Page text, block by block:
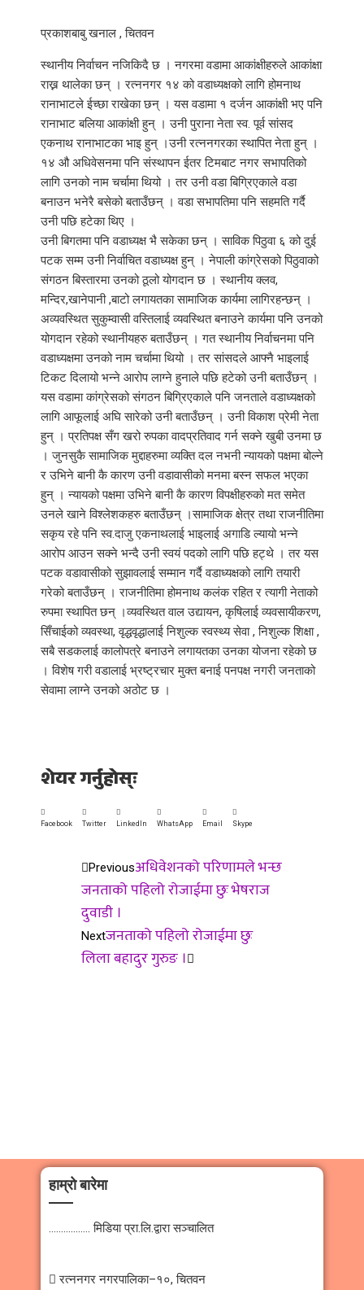
प्रकाशबाबु खनाल , चितवन
स्थानीय निर्वाचन नजिकिदै छ । नगरमा वडामा आकांक्षीहरुले आकांक्षा
राख्न थालेका छन् । रत्ननगर १४ को वडाध्यक्षको लागि होमनाथ
रानाभाटले ईच्छा राखेका छन् । यस वडामा १ दर्जन आकांक्षी भए पनि
रानाभाट बलिया आकांक्षी हुन् । उनी पुराना नेता स्व. पूर्व सांसद
एकनाथ रानाभाटका भाइ हुन् ।उनी रत्ननगरका स्थापित नेता हुन् ।
१४ औ अधिवेसनमा पनि संस्थापन ईतर टिमबाट नगर सभापतिको
लागि उनको नाम चर्चामा थियो । तर उनी वडा बिग्रिएकाले वडा
बनाउन भनेरै बसेको बताउँछन् । वडा सभापतिमा पनि सहमति गर्दै
उनी पछि हटेका थिए ।
उनी बिगतमा पनि वडाध्यक्ष भै सकेका छन् । साविक पिठुवा ६ को दुई
पटक सम्म उनी निर्वाचित वडाध्यक्ष हुन् । नेपाली कांग्रेसको पिठुवाको
संगठन बिस्तारमा उनको ठूलो योगदान छ । स्थानीय क्लव,
मन्दिर,खानेपानी ,बाटो लगायतका सामाजिक कार्यमा लागिरहन्छन् ।
अव्यवस्थित सुकुम्वासी वस्तिलाई व्यवस्थित बनाउने कार्यमा पनि उनको
योगदान रहेको स्थानीयहरु बताउँछन् । गत स्थानीय निर्वाचनमा पनि
वडाध्यक्षमा उनको नाम चर्चामा थियो । तर सांसदले आफ्नै भाइलाई
टिकट दिलायो भन्ने आरोप लाग्ने हुनाले पछि हटेको उनी बताउँछन् ।
यस वडामा कांग्रेसको संगठन बिग्रिएकाले पनि जनताले वडाध्यक्षको
लागि आफूलाई अघि सारेको उनी बताउँछन् । उनी विकाश प्रेमी नेता
हुन् । प्रतिपक्ष सँग खरो रुपका वादप्रतिवाद गर्न सक्ने खुबी उनमा छ
। जुनसुकै सामाजिक मुद्दाहरुमा व्यक्ति दल नभनी न्यायको पक्षमा बोल्ने
र उभिने बानी कै कारण उनी वडावासीको मनमा बस्न सफल भएका
हुन् । न्यायको पक्षमा उभिने बानी कै कारण विपक्षीहरुको मत समेत
उनले खाने विश्लेशकहरु बताउँछन् ।सामाजिक क्षेत्र तथा राजनीतिमा
सकृय रहे पनि स्व.दाजु एकनाथलाई भाइलाई अगाडि ल्यायो भन्ने
आरोप आउन सक्ने भन्दै उनी स्वयं पदको लागि पछि हट्थे । तर यस
पटक वडावासीको सुझावलाई सम्मान गर्दै वडाध्यक्षको लागि तयारी
गरेको बताउँछन् । राजनीतिमा होमनाथ कलंक रहित र त्यागी नेताको
रुपमा स्थापित छन् ।व्यवस्थित वाल उद्यायन, कृषिलाई व्यवसायीकरण,
सिँचाईको व्यवस्था, वृद्धवृद्धालाई निशुल्क स्वस्थ्य सेवा , निशुल्क शिक्षा ,
सबै सडकलाई कालोपत्रे बनाउने लगायतका उनका योजना रहेको छ
। विशेष गरी वडालाई भ्रष्ट्रचार मुक्त बनाई पनपक्ष नगरी जनताको
सेवामा लाग्ने उनको अठोट छ ।
शेयर गर्नुहोस्ः
Facebook Twitter LinkedIn WhatsApp Email Skype
Previousअधिवेशनको परिणामले भन्छ
जनताको पहिलो रोजाईमा छुः भेषराज
दुवाडी ।
Nextजनताको पहिलो रोजाईमा छुः
लिला बहादुर गुरुङ ।
हाम्रो बारेमा
…………….. मिडिया प्रा.लि.द्वारा सञ्चालित
 रत्ननगर नगरपालिका–१०, चितवन